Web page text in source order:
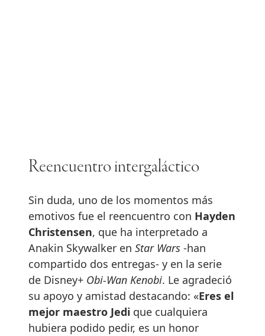
Reencuentro intergaláctico
Sin duda, uno de los momentos más
emotivos fue el reencuentro con Hayden
Christensen, que ha interpretado a
Anakin Skywalker en Star Wars -han
compartido dos entregas- y en la serie
de Disney+ Obi-Wan Kenobi. Le agradeció
su apoyo y amistad destacando: «Eres el
mejor maestro Jedi que cualquiera
hubiera podido pedir, es un honor